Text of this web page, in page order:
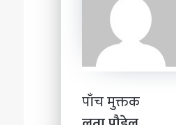
पाँच मुक्तक